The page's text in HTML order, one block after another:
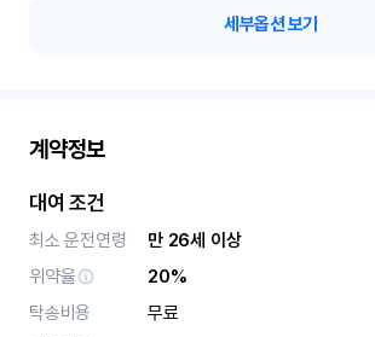
세부옵션 보기
계약정보
대여 조건
최소 운전연령
만 26세 이상
위약율
20%
탁송비용
무료